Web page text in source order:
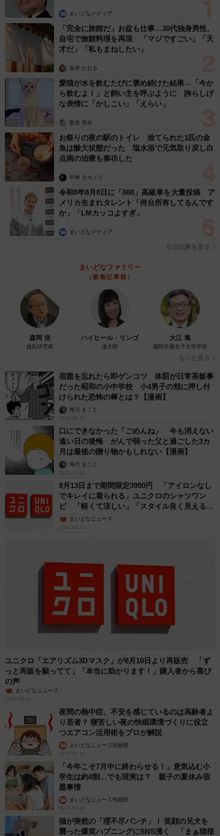
まいどなメディア
「完全に旅館だ」お盆も仕事…30代独身男性、
自宅で旅館料理を再現 「マジですごい」「天
才だ」「私もまねしたい」
金井 かおる
愛猫が水を飲むたびに褒め続けた結果→「今か
ら飲むよ！」と飼い主を呼ぶように 誇らしげ
な表情に「かしこい」「えらい」
梨木 香奈
お祭りの夜の駅のトイレ 捨てられた1匹の金
魚は酸欠状態だった 塩水浴で元気取り戻し白
点病の治療も奏功した
中将 タカノリ
令和8年8月8日に「888」高級車を大量投稿 ア
メリカ生まれタレント「何台所有してるんです
か」「LMカッコよすぎ」
まいどなメディア
６位以降を見る
まいどなファミリー
（新着記事順）
森岡 浩
姓氏研究家
ハイヒール・リンゴ
漫才師
大江 篤
園田学園女子大学学長
もっと見る
宿題を忘れたら即ゲンコツ 体罰が日常茶飯事
だった昭和の小中学校 小4男子の頬に押し付
けられた恐怖の棒とは？【漫画】
海川 まこと
2026.08.10
口にできなかった「ごめんね」 今も消えない
遠い日の後悔 がんで弱った父と過ごした3カ
月は最後の贈り物かもしれない【漫画】
海川 まこと
2026.08.10
8月13日まで期間限定3990円 「アイロンなし
でキレイに着られる」ユニクロのシャツワン
ピ 「軽くて涼しい」「スタイル良く見える」
の声まいどなニュース
2026.08.10
ユニクロ「エアリズム3Dマスク」が8月10日より再販売 「ず
っと再販を願ってて」「本当に助かります！」購入者から喜び
の声
まいどなニュース
2026.08.10
夜間の熱中症、不安を感じているのは高齢者よ
り若者？ 寝苦しい夜の快眠環境づくりに役立
つエアコン活用術をプロが解説
まいどなニュース情報部
2026.08.10
「今年こそ7月中に終わらせる！」意気込む小
学生は約4割…でも現実は？ 親子の夏休み宿
題事情
まいどなニュース情報部
2026.08.10
猫が突然の「理不尽パンチ」！ 笑顔の兄犬を
襲った爆笑ハプニングにSNS沸く 「まぁ猫様